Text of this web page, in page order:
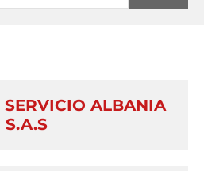
SERVICIO ALBANIA
S.A.S